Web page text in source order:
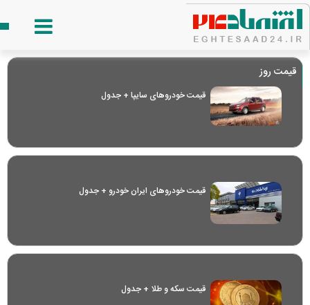
قیمت روز
قیمت خودرو‌های سایپا + جدول
قیمت خودرو‌های ایران خودرو + جدول
قیمت سکه و طلا + جدول